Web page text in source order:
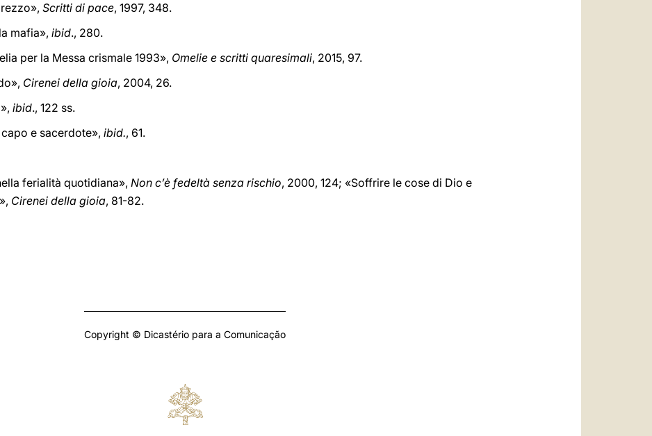
Scritti di pace, 1997, 348.
mafia», ibid., 280.
per la Messa crismale 1993», Omelie e scritti quaresimali, 2015, 97.
Cirenei della gioia, 2004, 26.
ibid., 122 ss.
e sacerdote», ibid., 61.
ferialità quotidiana», Non c’è fedeltà senza rischio, 2000, 124; «Soffrire le cose di Dio e
Cirenei della gioia, 81-82.
Copyright © Dicastério para a Comunicação